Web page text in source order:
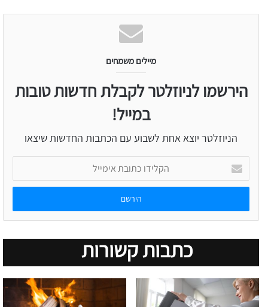
מיילים משמחים
הירשמו לניוזלטר לקבלת חדשות טובות
במייל!
הניוזלטר יוצא אחת לשבוע עם הכתבות החדשות שיצאו
הקלידו
כתובת
אימייל
כתבות קשורות